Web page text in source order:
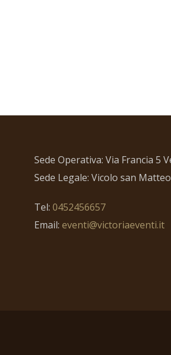
Sede Operativa: Via Francia 5
Sede Legale: Vicolo san
Tel: 0452456657
Email: eventi@victoriaeventi.it